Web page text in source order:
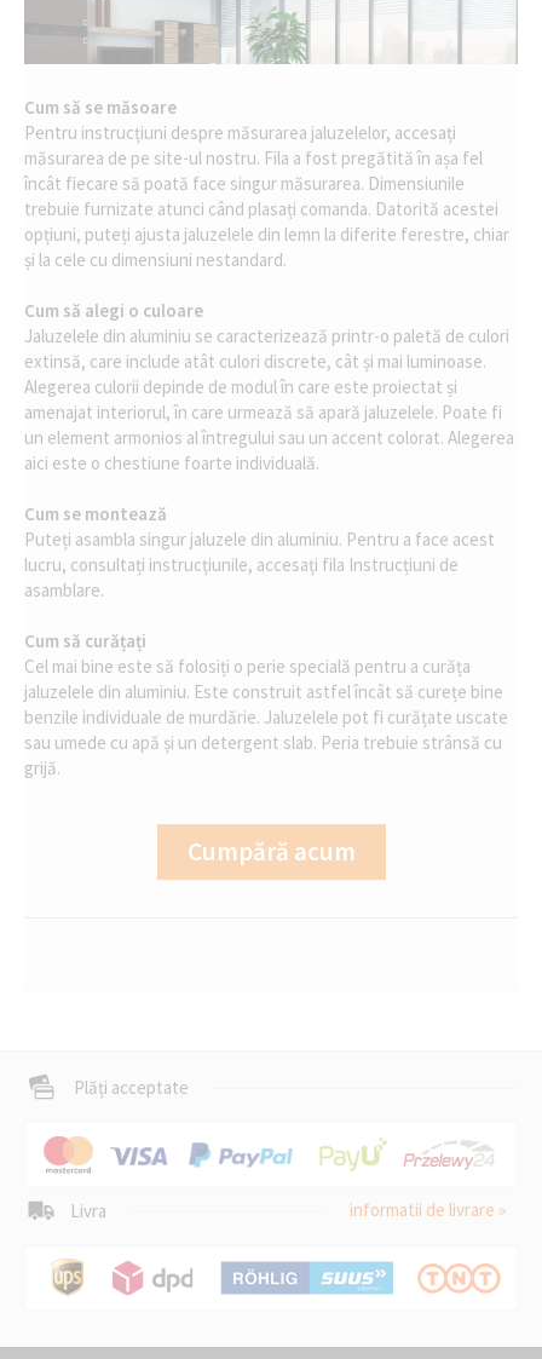
Cum să se măsoare
Pentru instrucțiuni despre măsurarea jaluzelelor, accesați
măsurarea de pe site-ul nostru. Fila a fost pregătită în așa fel
încât fiecare să poată face singur măsurarea. Dimensiunile
trebuie furnizate atunci când plasați comanda. Datorită acestei
opțiuni, puteți ajusta jaluzelele din lemn la diferite ferestre, chiar
și la cele cu dimensiuni nestandard.
Cum să alegi o culoare
Jaluzelele din aluminiu se caracterizează printr-o paletă de culori
extinsă, care include atât culori discrete, cât și mai luminoase.
Alegerea culorii depinde de modul în care este proiectat și
amenajat interiorul, în care urmează să apară jaluzelele. Poate fi
un element armonios al întregului sau un accent colorat. Alegerea
aici este o chestiune foarte individuală.
Cum se montează
Puteți asambla singur jaluzele din aluminiu. Pentru a face acest
lucru, consultați instrucțiunile, accesați fila Instrucțiuni de
asamblare.
Cum să curățați
Cel mai bine este să folosiți o perie specială pentru a curăța
jaluzelele din aluminiu. Este construit astfel încât să curețe bine
benzile individuale de murdărie. Jaluzelele pot fi curățate uscate
sau umede cu apă și un detergent slab. Peria trebuie strânsă cu
grijă.
Cumpără acum
Plăți acceptate
Livra informatii de livrare »